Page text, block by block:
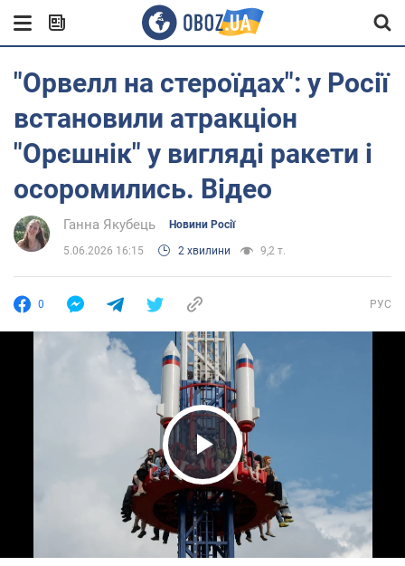
"Орвелл на стероїдах": у Росії
встановили атракціон
"Орєшнік" у вигляді ракети і
осоромились. Відео
Ганна Якубець Новини Росії
5.06.2026 16:15 2 хвилини 9,2 т.
0 РУС
Play Video